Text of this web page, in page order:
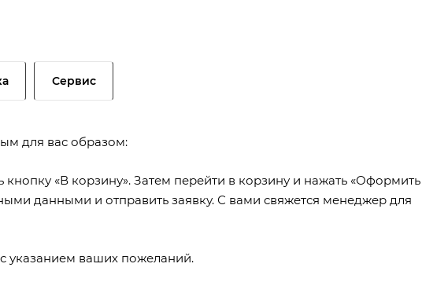
Сервис
для вас образом:
«В корзину». Затем перейти в корзину и нажать «Оформить
данными и отправить заявку. С вами свяжется менеджер для
указанием ваших пожеланий.